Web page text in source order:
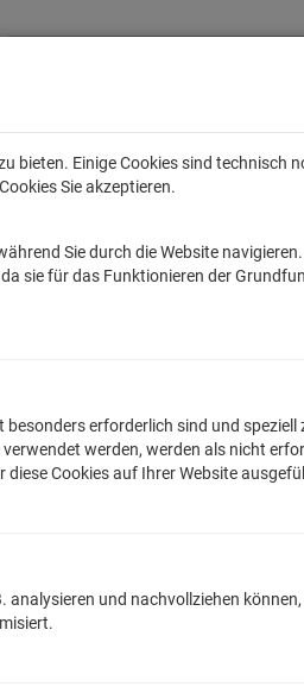
Gaming Fun Accessoires
16,99 €
bieten. Einige Cookies sind technisch
Sie akzeptieren.
Sie durch die Website
sie für das Funktionieren der
erforderlich sind und speziell
werden, werden als nicht
Cookies auf Ihrer Website
und nachvollziehen